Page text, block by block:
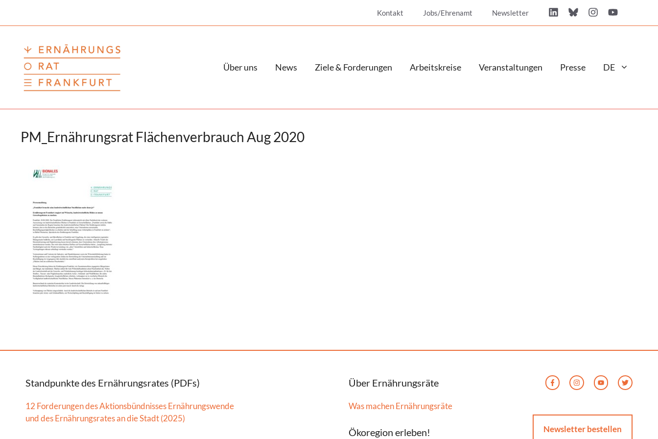
Kontakt Jobs/Ehrenamt Newsletter
Über uns News Ziele & Forderungen Arbeitskreise Veranstaltungen Presse DE
PM_Ernährungsrat Flächenverbrauch Aug 2020
Standpunkte des Ernährungsrates (PDFs)
12 Forderungen des Aktionsbündnisses Ernährungswende
und des Ernährungsrates an die Stadt (2025)
Über Ernährungsräte
Was machen Ernährungsräte
Ökoregion erleben! Newsletter bestellen